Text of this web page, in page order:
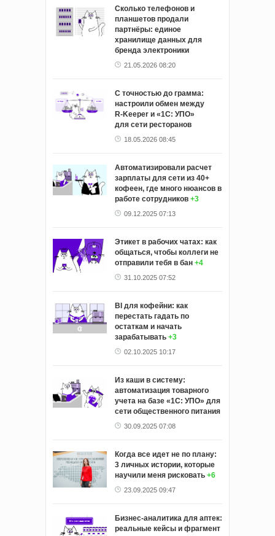
Сколько телефонов и
планшетов продали
партнёры: единое
хранилище данных для
бренда электроники
21.05.2026 08:20
С точностью до грамма:
настроили обмен между
R‑Keeper и «1С: УПО»
для сети ресторанов
18.05.2026 08:45
Автоматизировали расчет
зарплаты для сети из 40+
кофеен, где много нюансов в
работе сотрудников +3
09.12.2025 07:13
Этикет в рабочих чатах: как
общаться, чтобы коллеги не
отправили тебя в бан +4
31.10.2025 07:52
BI для кофейни: как
перестать гадать по
остаткам и начать
зарабатывать +3
02.10.2025 10:17
Из каши в систему:
автоматизация товарного
учета на базе «1С: УПО» для
сети общественного питания
30.09.2025 07:08
Когда все идет не по плану:
3 личных истории, которые
научили меня рисковать +6
23.09.2025 09:47
Бизнес-аналитика для аптек:
реальные кейсы и фрагмент